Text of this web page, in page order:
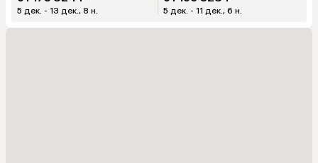
5 дек. - 13 дек., 8 н. 5 дек. - 11 дек., 6 н.